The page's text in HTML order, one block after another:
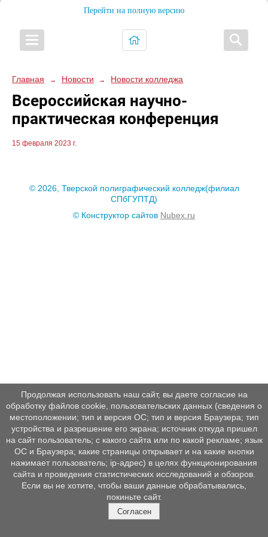
Перейти на полную версию
Главная → Новости → Новости колледжа
Всероссийская научно-
практическая конференция
15 февраля 2023 г.
© 2026, Тверской полиграфический колледж(филиал
СПбГУПТД)
© Конструктор сайтов Nubex.ru
Продолжая использовать наш сайт, вы даете согласие на
обработку файлов cookie, пользовательских данных (сведения о
местоположении; тип и версия ОС; тип и версия Браузера; тип
устройства и разрешение его экрана; источник откуда пришел
на сайт пользователь; с какого сайта или по какой рекламе; язык
ОС и Браузера; какие страницы открывает и на какие кнопки
нажимает пользователь; ip-адрес) в целях функционирования
сайта и проведения статистических исследований и обзоров.
Если вы не хотите, чтобы ваши данные обрабатывались,
покиньте сайт.
Согласен